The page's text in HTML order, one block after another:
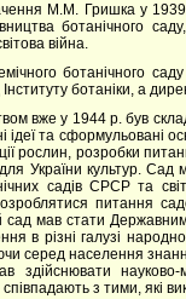
М.М. Гришка у 1939
ботанічного
війна.
ботанічного
Інституту ботаніки, а
вже у 1944 р. був
ідеї та сформульовані
рослин, розробки
України культур.
садів СРСР та
питання
сад мав стати
в різні галузі
серед населення
науково-
співпадають з тими,